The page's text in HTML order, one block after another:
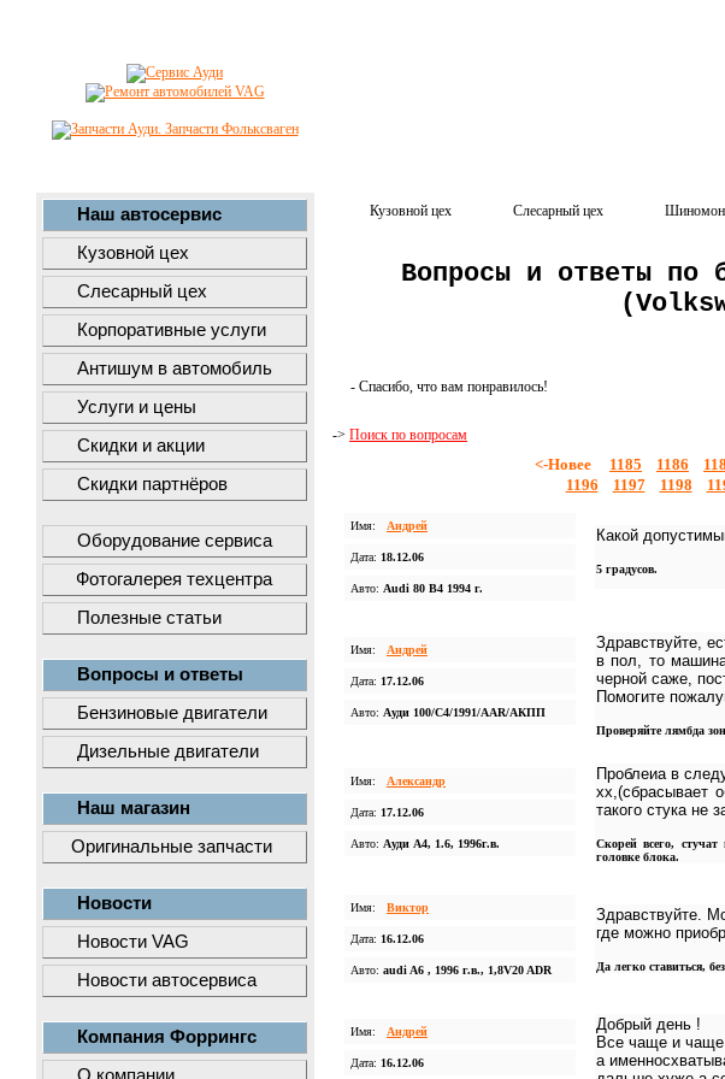
Наш автосервис
Кузовной цех
Слесарный цех
Корпоративные услуги
Антишум в автомобиль
Услуги и цены
Скидки и акции
Скидки партнёров
Оборудование сервиса
Фотогалерея техцентра
Полезные статьи
Вопросы и ответы
Бензиновые двигатели
Дизельные двигатели
Наш магазин
Оригинальные запчасти
Новости
Новости VAG
Новости автосервиса
Компания Форрингс
Кузовной цех Слесарный цех
Вопросы и ответы по
- Спасибо, что вам понравилось!
-> Поиск по вопросам
<-Новее 1185 1186
1196 1197 1198
Имя: Андрей
Дата: 18.12.06
Авто: Audi 80 B4 1994 г.
Какой
5 градусов.
Имя: Андрей
Дата: 17.12.06
Авто: Ауди 100/С4/1991/AAR/АКПП
Здравствуйте,
в пол, то
черной саже,
Помогите
Проверяйте лямбда
Имя: Александр
Дата: 17.12.06
Авто: Ауди А4, 1.6, 1996г.в.
Проблеиа в
хх,(сбрасывает
такого стука не
Скорей всего,
головке блока.
Имя: Виктор
Дата: 16.12.06
Авто: audi A6 , 1996 г.в., 1,8V20 ADR
Здравствуйте.
где можно
Да легко ставиться,
Имя: Андрей
Дата: 16.12.06
Добрый день !
Все чаще и чаще
а